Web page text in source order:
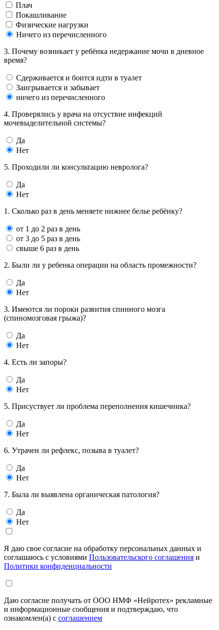
Плач
Покашливание
Физические нагрузки
Ничего из перечисленного
3. Почему возникает у ребёнка недержание мочи в дневное
время?
Сдерживается и боится идти в туалет
Заигрывается и забывает
ничего из перечисленного
4. Проверялись у врача на отсуствие инфекций
мочевыделительной системы?
Да
Нет
5. Проходили ли консультацию невролога?
Да
Нет
1. Сколько раз в день меняете нижнее белье ребёнку?
от 1 до 2 раз в день
от 3 до 5 раз в день
свыше 6 раз в день
2. Были ли у ребенка операции на область промежности?
Да
Нет
3. Имеются ли пороки развития спинного мозга
(спиномозговая грыжа)?
Да
Нет
4. Есть ли запоры?
Да
Нет
5. Присуствует ли проблема переполнения кишечника?
Да
Нет
6. Утрачен ли рефлекс, позыва в туалет?
Да
Нет
7. Была ли выявлена органическая патология?
Да
Нет
Я даю свое согласие на обработку персональных данных и
соглашаюсь с условиями Пользовательского соглашения и
Политики конфиденциальности
Даю согласие получать от ООО НМФ «Нейротех» рекламные
и информационные сообщения и подтверждаю, что
ознакомлен(а) с соглашением